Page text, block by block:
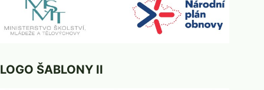
LOGO ŠABLONY II